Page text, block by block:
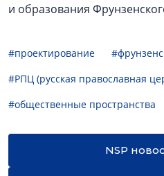
и образования
#проектирование
#РПЦ (русская православная
#общественные пространства
NSP